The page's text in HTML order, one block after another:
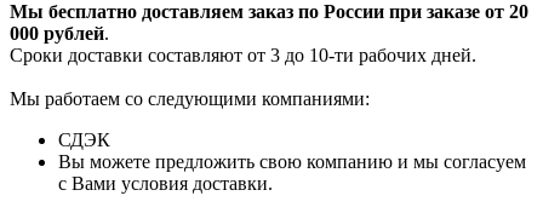
Мы бесплатно доставляем заказ по России при заказе от 20
000 рублей.
Сроки доставки составляют от 3 до 10-ти рабочих дней.
Мы работаем со следующими компаниями:
СДЭК
Вы можете предложить свою компанию и мы согласуем
с Вами условия доставки.